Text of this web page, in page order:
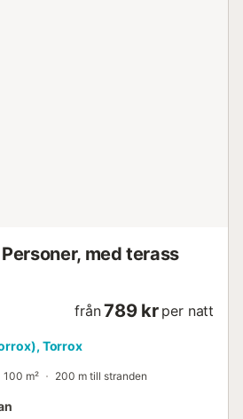
med terass
från 789 kr per natt
Torrox
100 m² 200 m till stranden